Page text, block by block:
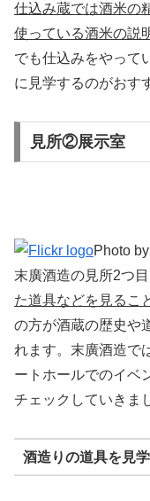
仕込み蔵では酒米の
使っている酒米の説
でも仕込みをやって
に見学するのがおす
見所②展示室
Photo by
末廣酒造の見所2つ目
た道具などを見るこ
の方が酒蔵の歴史や
れます。末廣酒造で
ートホールでのイベ
チェックしていきま
酒造りの道具を見学